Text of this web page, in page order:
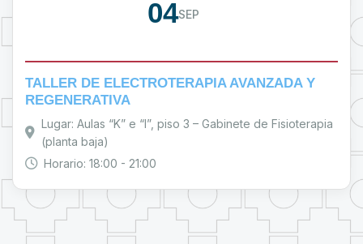
04SEP
TALLER DE ELECTROTERAPIA AVANZADA Y
REGENERATIVA
Lugar: Aulas “K” e “I”, piso 3 – Gabinete de Fisioterapia
(planta baja)
Horario: 18:00 - 21:00